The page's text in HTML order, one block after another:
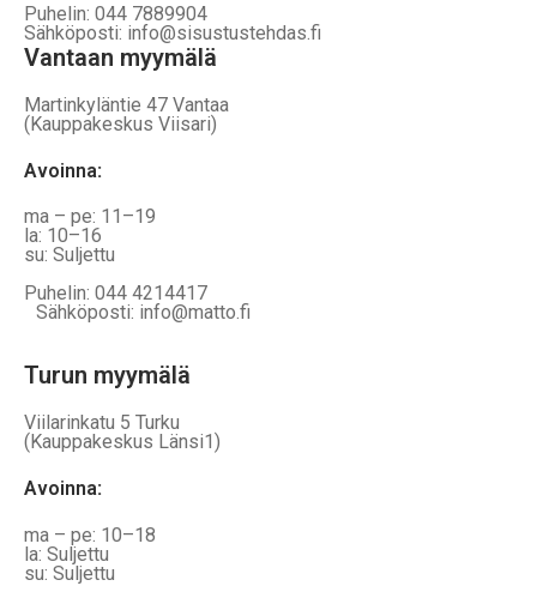
Puhelin: 044 7889904
Sähköposti: info@sisustustehdas.fi
Vantaan myymälä
Martinkyläntie 47 Vantaa
(Kauppakeskus Viisari)
Avoinna:
ma – pe: 11–19
la: 10–16
su: Suljettu
Puhelin: 044 4214417
Sähköposti: info@matto.fi
Turun myymälä
Viilarinkatu 5 Turku
(Kauppakeskus Länsi1)
Avoinna:
ma – pe: 10–18
la: Suljettu
su: Suljettu